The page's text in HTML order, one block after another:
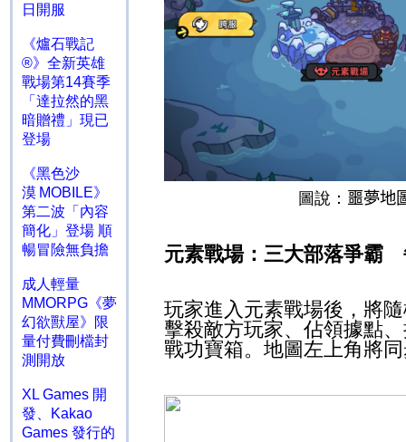
日開服
《爐石戰記
®》全新英雄
戰場第14賽季
「達拉然的黑
暗贈禮」現已
登場
《黑色沙
漠 MOBILE》
第二波「內容
簡化」登場 順
暢冒險無負擔
成人輕量
MMORPG《夢
幻欲獸屋》限
量付費刪檔封
測開放
XL Games 開
發、Kakao
Games 發行的
圖說： 噩夢地
元素戰場：三大部落爭霸
玩家進入元素戰場後，將
擊殺敵方玩家、佔領據點
戰功寶箱。地圖左上角將